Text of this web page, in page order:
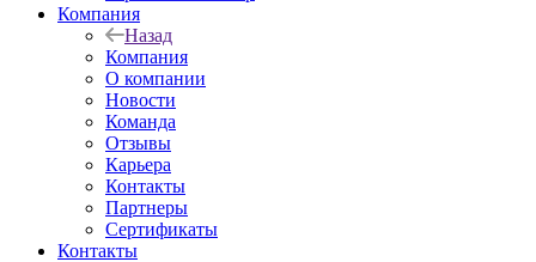
Компания
Назад
Компания
О компании
Новости
Команда
Отзывы
Карьера
Контакты
Партнеры
Сертификаты
Контакты